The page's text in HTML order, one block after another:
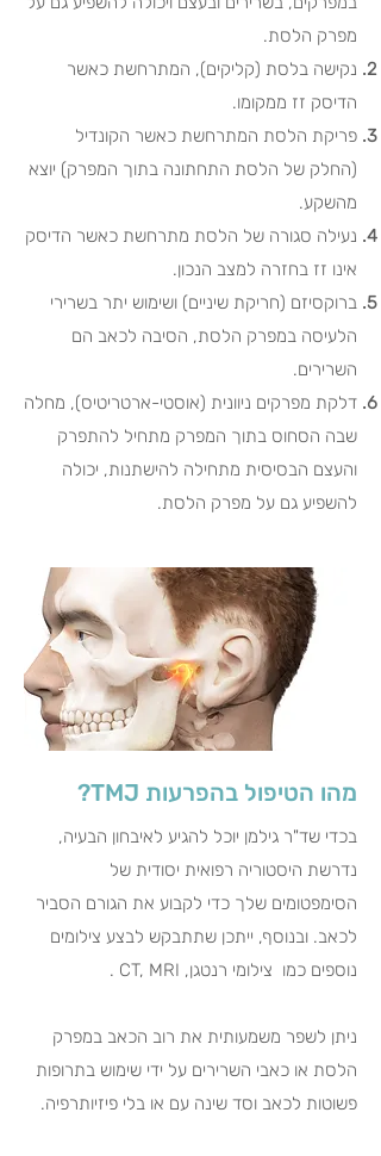
מפרק הלסת.
נקישה בלסת (קליקים), המתרחשת כאשר
הדיסק זז ממקומו.
פריקת הלסת המתרחשת כאשר הקונדיל
(החלק של הלסת התחתונה בתוך המפרק) יוצא
מהשקע.
נעילה סגורה של הלסת מתרחשת כאשר הדיסק
אינו זז בחזרה למצב הנכון.
ברוקסיזם (חריקת שיניים) ושימוש יתר בשרירי
הלעיסה במפרק הלסת, הסיבה לכאב הם
השרירים.
דלקת מפרקים ניוונית (אוסטי-ארטריטיס), מחלה
שבה הסחוס בתוך המפרק מתחיל להתפרק
והעצם הבסיסית מתחילה להישתנות, יכולה
להשפיע גם על מפרק הלסת.
מהו הטיפול בהפרעות TMJ?
בכדי שד"ר גילמן יוכל להגיע לאיבחון הבעיה,
נדרשת היסטוריה רפואית יסודית של
הסימפטומים שלך כדי לקבוע את הגורם הסביר
לכאב. ובנוסף, ייתכן שתתבקש לבצע צילומים
נוספים כמו צילומי רנטגן, CT, MRI .
ניתן לשפר משמעותית את רוב הכאב במפרק
הלסת או כאבי השרירים על ידי שימוש בתרופות
פשוטות לכאב וסד שינה עם או בלי פיזיותרפיה.